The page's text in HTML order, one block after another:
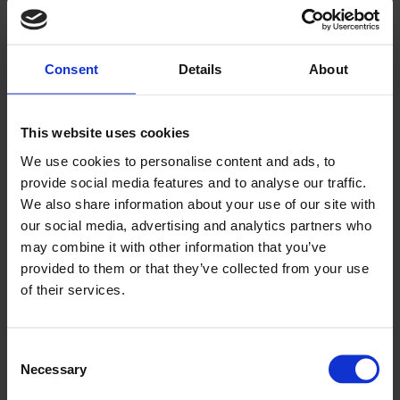
Consent Details About
This website uses cookies
We use cookies to personalise content and ads, to
provide social media features and to analyse our traffic.
We also share information about your use of our site with
our social media, advertising and analytics partners who
may combine it with other information that you’ve
provided to them or that they’ve collected from your use
of their services.
Selection
Necessary
blikkenslagerfaget
Minneord for Arne Olsen
PLUS
etableringer i juli